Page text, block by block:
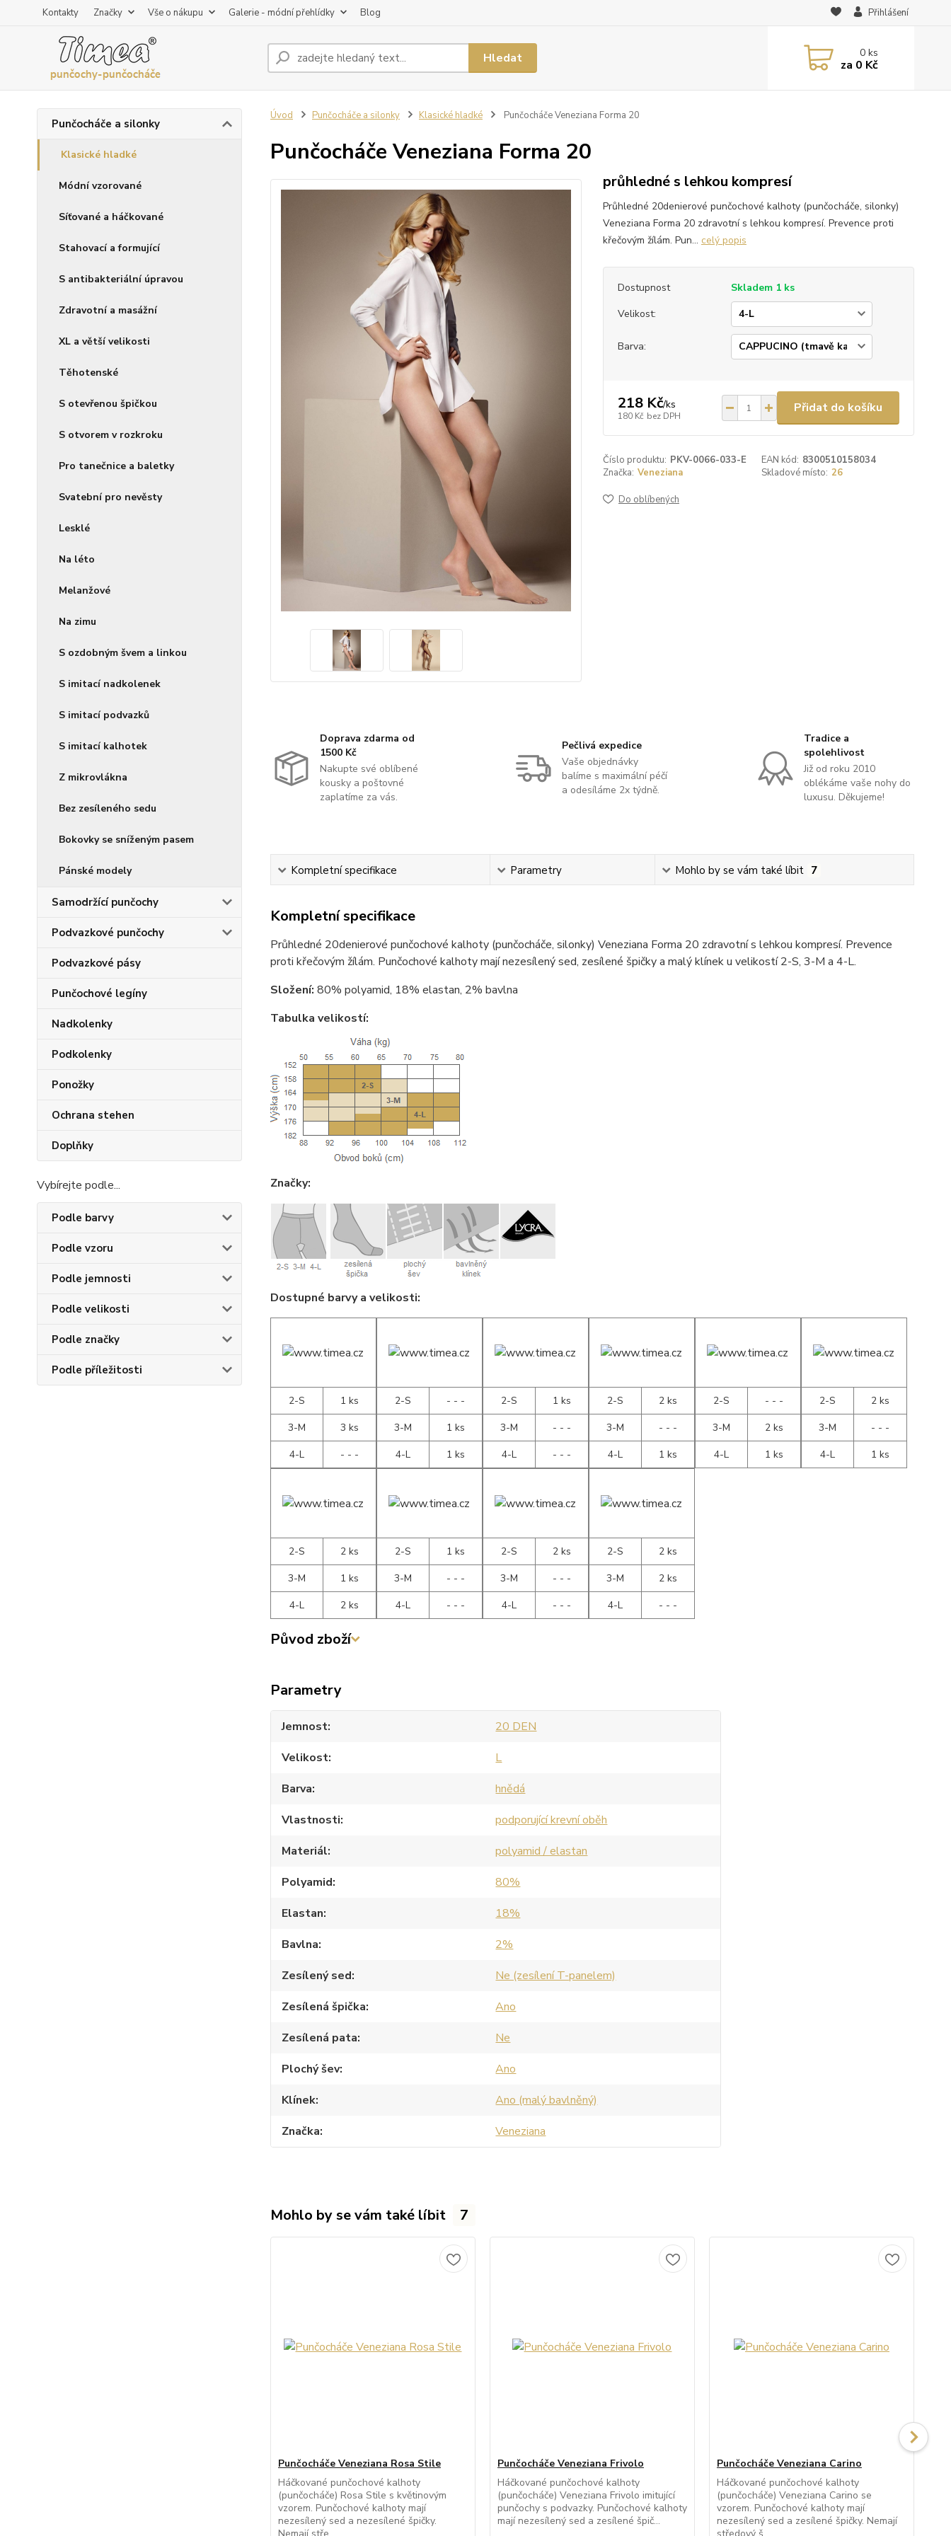
Kontakty Značky Vše o nákupu Galerie - módní přehlídky Blog Přihlášení
Hledat 0ks
za 0 Kč
Punčocháče a silonky
Klasické hladké
Módní vzorované
Síťované a háčkované
Stahovací a formující
S antibakteriální úpravou
Zdravotní a masážní
XL a větší velikosti
Těhotenské
S otevřenou špičkou
S otvorem v rozkroku
Pro tanečnice a baletky
Svatební pro nevěsty
Lesklé
Na léto
Melanžové
Na zimu
S ozdobným švem a linkou
S imitací nadkolenek
S imitací podvazků
S imitací kalhotek
Z mikrovlákna
Bez zesíleného sedu
Bokovky se sníženým pasem
Pánské modely
Samodržící punčochy
Podvazkové punčochy
Podvazkové pásy
Punčochové legíny
Nadkolenky
Podkolenky
Ponožky
Ochrana stehen
Doplňky
Vybírejte podle...
Podle barvy
Podle vzoru
Podle jemnosti
Podle velikosti
Podle značky
Podle příležitosti
Úvod Punčocháče a silonky Klasické hladké Punčocháče Veneziana Forma 20
Punčocháče Veneziana Forma 20
průhledné s lehkou kompresí
Průhledné 20denierové punčochové kalhoty (punčocháče, silonky)
Veneziana Forma 20 zdravotní s lehkou kompresí. Prevence proti
křečovým žílám. Pun... celý popis
Dostupnost
Skladem 1 ks
Velikost:
Barva:
218 Kč/ks
180 Kč bez DPH
Přidat do košíku
Číslo produktu: PKV-0066-033-E EAN kód: 8300510158034
Značka: Veneziana Skladové místo: 26
Do oblíbených
Doprava zdarma od
1500 Kč
Nakupte své oblíbené
kousky a poštovné
zaplatíme za vás.
Pečlivá expedice
Vaše objednávky
balíme s maximální péčí
a odesíláme 2x týdně.
Tradice a
spolehlivost
Již od roku 2010
oblékáme vaše nohy do
luxusu. Děkujeme!
Kompletní specifikace Parametry Mohlo by se vám také líbit 7
Kompletní specifikace
Průhledné 20denierové punčochové kalhoty (punčocháče, silonky) Veneziana Forma 20 zdravotní s lehkou kompresí. Prevence
proti křečovým žílám. Punčochové kalhoty mají nezesílený sed, zesílené špičky a malý klínek u velikostí 2-S, 3-M a 4-L.
Složení: 80% polyamid, 18% elastan, 2% bavlna
Tabulka velikostí:
Značky:
Dostupné barvy a velikosti:
2-S
1 ks
3-M
3 ks
4-L
- - -
2-S
- - -
3-M
1 ks
4-L
1 ks
2-S
1 ks
3-M
- - -
4-L
- - -
2-S
2 ks
3-M
- - -
4-L
1 ks
2-S
- - -
3-M
2 ks
4-L
1 ks
2-S
2 ks
3-M
- - -
4-L
1 ks
2-S
2 ks
3-M
1 ks
4-L
2 ks
2-S
1 ks
3-M
- - -
4-L
- - -
2-S
2 ks
3-M
- - -
4-L
- - -
2-S
2 ks
3-M
2 ks
4-L
- - -
Původ zboží
Parametry
Jemnost
20 DEN
Velikost
L
Barva
hnědá
Vlastnosti
podporující krevní oběh
Materiál
polyamid / elastan
Polyamid
80%
Elastan
18%
Bavlna
2%
Zesílený sed
Ne (zesílení T-panelem)
Zesílená špička
Ano
Zesílená pata
Ne
Plochý šev
Ano
Klínek
Ano (malý bavlněný)
Značka
Veneziana
Mohlo by se vám také líbit 7
Punčocháče Veneziana Rosa Stile
Háčkované punčochové kalhoty
(punčocháče) Rosa Stile s květinovým
vzorem. Punčochové kalhoty mají
nezesílený sed a nezesílené špičky.
Punčocháče Veneziana Frivolo
Háčkované punčochové kalhoty
(punčocháče) Veneziana Frivolo imitující
punčochy s podvazky. Punčochové kalhoty
mají nezesílený sed a zesílené špič...
Punčocháče Veneziana Carino
Háčkované punčochové kalhoty
(punčocháče) Veneziana Carino se
vzorem. Punčochové kalhoty mají
nezesílený sed a zesílené špičky. Nemají